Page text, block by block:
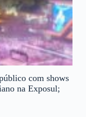
com shows
na Exposul;